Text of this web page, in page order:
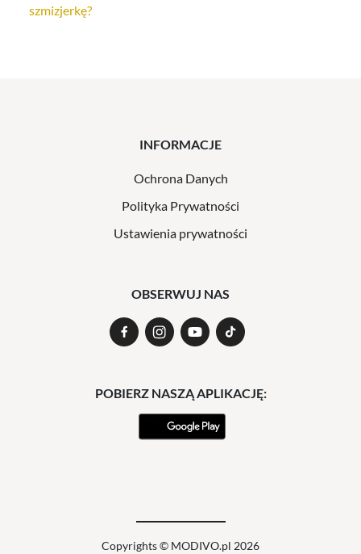
szmizjerkę?
INFORMACJE
Ochrona Danych
Polityka Prywatności
Ustawienia prywatności
OBSERWUJ NAS
POBIERZ NASZĄ APLIKACJĘ:
Copyrights © MODIVO.pl 2026